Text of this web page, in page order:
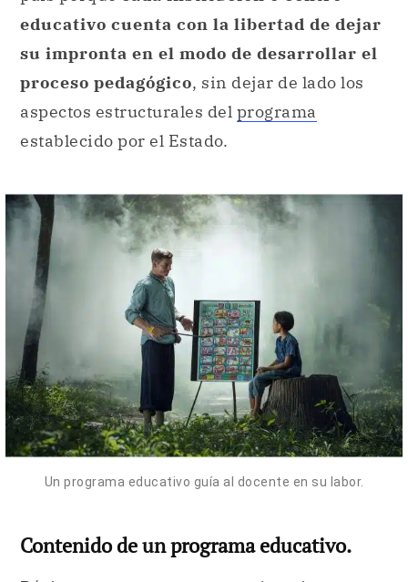
educativo cuenta con la libertad de dejar
su impronta en el modo de desarrollar el
proceso pedagógico, sin dejar de lado los
aspectos estructurales del programa
establecido por el Estado.
Un programa educativo guía al docente en su labor.
Contenido de un programa educativo.